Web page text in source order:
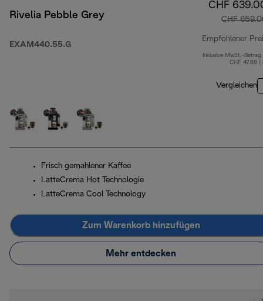
Rivelia Pebble Grey
EXAM440.55.G
CHF
CHF
Empfohlener
Inklusive MwSt.-Betrag
CHF 47.88 (
Vergleichen
Frisch gemahlener Kaffee
LatteCrema Hot Technologie
LatteCrema Cool Technology
Zum Warenkorb hinzufügen
Mehr entdecken